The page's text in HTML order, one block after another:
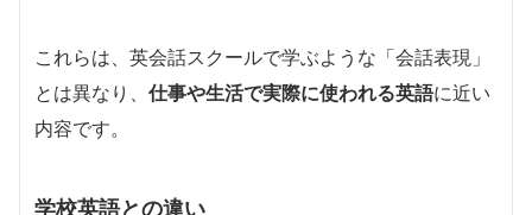
これらは、英会話スクールで学ぶような「会話表現」
とは異なり、 仕事や生活で実際に使われる英語に近い
内容です。
学校英語との違い